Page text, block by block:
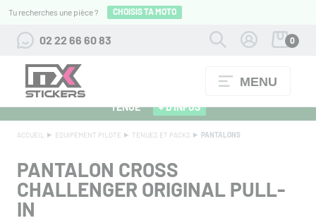
Tu recherches une pièce ? CHOISIS TA MOTO
02 22 66 60 83 0
MENU
ALPINESTARS 27 : FLOCAGE OFFERT POUR L'ACHAT D'UNE
TENUE
+ D'INFOS
ACCUEIL EQUIPEMENT PILOTE TENUES ET PACKS PANTALONS
PANTALON CROSS
CHALLENGER ORIGINAL PULL-
IN